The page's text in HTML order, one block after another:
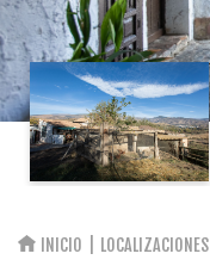
INICIO LOCALIZACIONES